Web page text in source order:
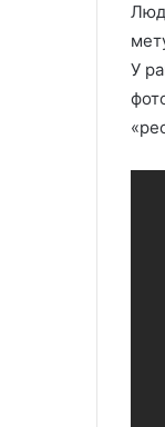
У